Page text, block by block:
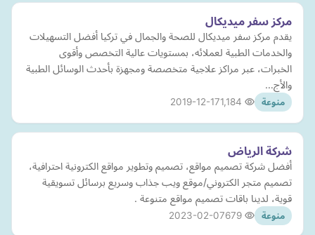
مركز سفر ميديكال
يقدم مركز سفر ميديكال للصحة والجمال في تركيا أفضل التسهيلات
والخدمات الطبية لعملائه، بمستويات عالية التخصص وأقوى
الخبرات، عبر مراكز علاجية متخصصة ومجهزة بأحدث الوسائل الطبية
والأج…
منوعة 2019-12-17
شركة الرياض
أفضل شركة تصميم مواقع، تصميم وتطوير مواقع الكترونية احترافية،
تصميم متجر الكتروني/موقع ويب جذاب وسريع برسائل تسويقية
قوية، لدينا باقات تصميم مواقع متنوعة .
منوعة 2023-02-07